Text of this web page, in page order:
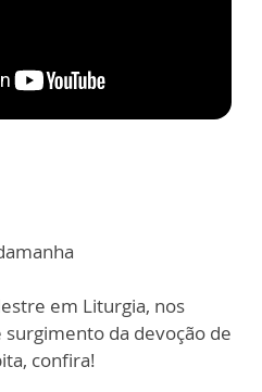
em Liturgia, nos
da devoção de
confira!